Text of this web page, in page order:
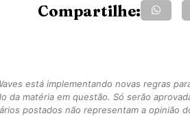
Compartilhe:
está implementando novas regras
da matéria em questão. Só serão
postados não representam a opinião